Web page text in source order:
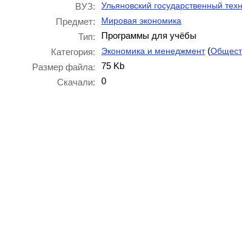
ВУЗ: Ульяновский государственный
Предмет: Мировая экономика
Тип:
Программы для учёбы
Категория:
Экономика и менеджмент(
Размер файла:
75 Kb
Скачали:
0